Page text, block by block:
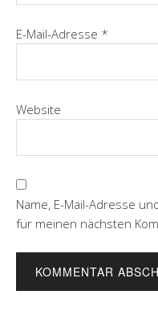
E-Mail-Adresse *
Website
Name, E-Mail-Adresse
für meinen nächsten